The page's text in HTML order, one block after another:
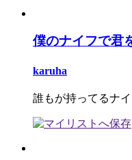
僕のナイフで君
karuha
誰もが持ってるナ